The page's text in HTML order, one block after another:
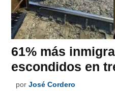
61% más
escondidos en
por José Cordero